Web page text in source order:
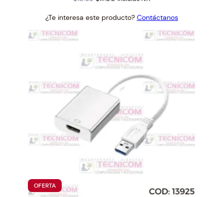
was:
is:
¿Te interesa este producto? Contáctanos
OFERTAPRODUCTO
EN